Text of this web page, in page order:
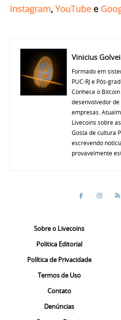
Instagram, YouTube e
Vinicius
Formado em
PUC-RJ e Pós-
Conhece o
desenvolvedor
empresas.
Livecoins sobre
Gosta de cultura
escrevendo
provavelmente
Sobre o Livecoins
Politica Editorial
Política de Privacidade
Termos de Uso
Contato
Denúncias